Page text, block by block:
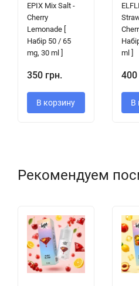
EPIX Mix Salt -
Cherry
Lemonade [
Набір 50 / 65
mg, 30 ml ]
350 грн.
В корзину
ml ]
400
В
Рекомендуем